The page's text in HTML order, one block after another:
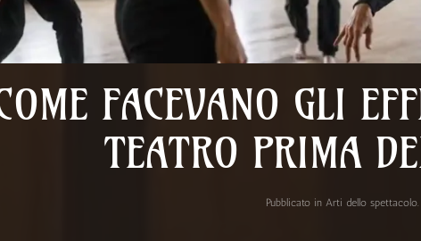
FACEVANO GLI
TEATRO PRIMA
Pubblicato in Arti dello spettacolo.